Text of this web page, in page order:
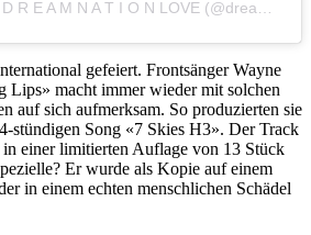
gefeiert. Frontsänger Wayne
Lips» macht immer wieder mit solchen
auf sich aufmerksam. So produzierten sie
stündigen Song «7 Skies H3». Der Track
einer limitierten Auflage von 13 Stück
Er wurde als Kopie auf einem
in einem echten menschlichen Schädel